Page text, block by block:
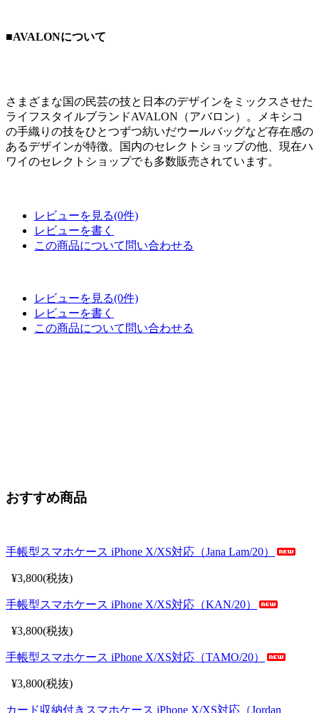
■AVALONについて
さまざまな国の民芸の技と日本のデザインをミックスさせた
ライフスタイルブランドAVALON（アバロン）。メキシコ
の手織りの技をひとつずつ紡いだウールバッグなど存在感の
あるデザインが特徴。国内のセレクトショップの他、現在ハ
ワイのセレクトショップでも多数販売されています。
レビューを見る(0件)
レビューを書く
この商品について問い合わせる
レビューを見る(0件)
レビューを書く
この商品について問い合わせる
おすすめ商品
手帳型スマホケース iPhone X/XS対応（Jana Lam/20）
¥3,800(税抜)
手帳型スマホケース iPhone X/XS対応（KAN/20）
¥3,800(税抜)
手帳型スマホケース iPhone X/XS対応（TAMO/20）
¥3,800(税抜)
カード収納付きスマホケース iPhone X/XS対応（Jordan